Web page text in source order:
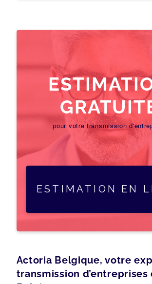
pour votre transmission
ESTIMATION EN
Actoria Belgique, votre
transmission d’entreprises